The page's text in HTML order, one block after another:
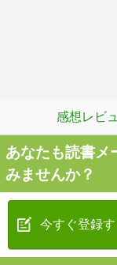
感想レビ
あなたも読書メ
みませんか？
今すぐ登録す